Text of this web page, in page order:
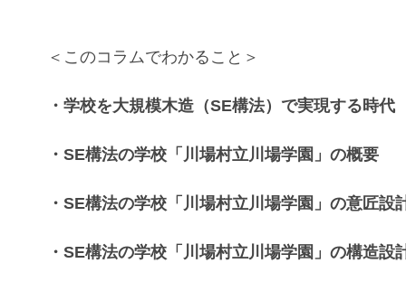
＜このコラムでわかること＞
・学校を大規模木造 （SE構法） で実現する時代
・SE構法の学校 「 川場村立川場学園 」の概要
・SE構法の学校 「 川場村立川場学園 」の意匠設
・SE構法の学校 「 川場村立川場学園 」の構造設